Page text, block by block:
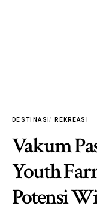
DESTINASI REKREASI
Vakum
Youth
Potensi